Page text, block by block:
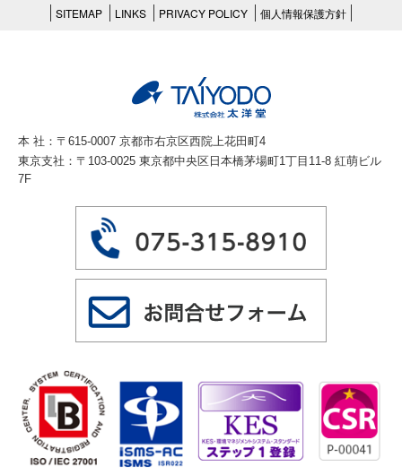
SITEMAP LINKS PRIVACY POLICY 個人情報保護方針
本 社：〒615-0007 京都市右京区西院上花田町4
東京支社：〒103-0025 東京都中央区日本橋茅場町1丁目11-8 紅萌ビル
7F